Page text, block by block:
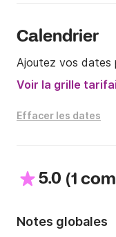
Calendrier
Ajoutez vos dates
Voir la grille
Effacer les dates
5.0 (1
Notes globales